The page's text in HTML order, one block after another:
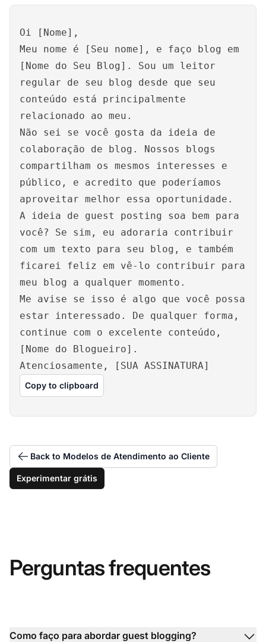
Oi [Nome],
Meu nome é [Seu nome], e faço blog em
[Nome do Seu Blog]. Sou um leitor
regular de seu blog desde que seu
conteúdo está principalmente
relacionado ao meu.
Não sei se você gosta da ideia de
colaboração de blog. Nossos blogs
compartilham os mesmos interesses e
público, e acredito que poderíamos
aproveitar melhor essa oportunidade.
A ideia de guest posting soa bem para
você? Se sim, eu adoraria contribuir
com um texto para seu blog, e também
ficarei feliz em vê-lo contribuir para
meu blog a qualquer momento.
Me avise se isso é algo que você possa
estar interessado. De qualquer forma,
continue com o excelente conteúdo,
[Nome do Blogueiro].
Atenciosamente, [SUA ASSINATURA]
Copy to clipboard
Back to Modelos de Atendimento ao Cliente
Experimentar grátis
Perguntas frequentes
Como faço para abordar guest blogging?